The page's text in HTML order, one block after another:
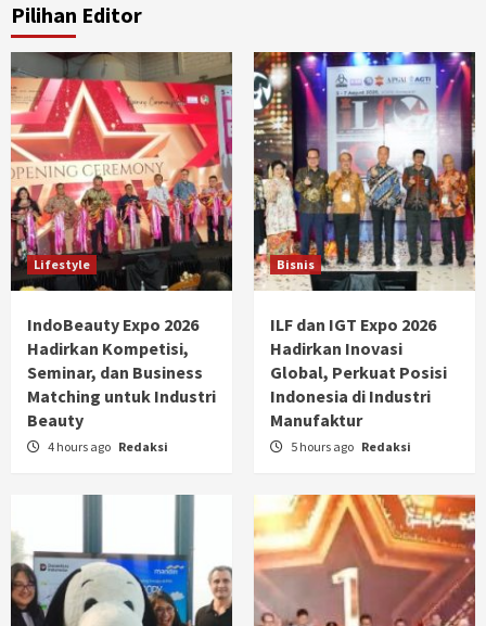
Pilihan Editor
Lifestyle
IndoBeauty Expo 2026
Hadirkan Kompetisi,
Seminar, dan Business
Matching untuk Industri
Beauty
4 hours ago Redaksi
Bisnis
ILF dan IGT Expo 2026
Hadirkan Inovasi
Global, Perkuat Posisi
Indonesia di Industri
Manufaktur
5 hours ago Redaksi